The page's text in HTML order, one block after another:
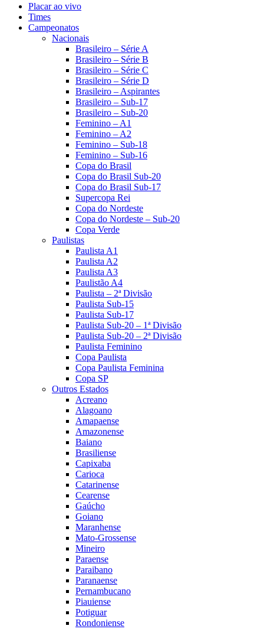
Placar ao vivo
Times
Campeonatos
Nacionais
Brasileiro – Série A
Brasileiro – Série B
Brasileiro – Série C
Brasileiro – Série D
Brasileiro – Aspirantes
Brasileiro – Sub-17
Brasileiro – Sub-20
Feminino – A1
Feminino – A2
Feminino – Sub-18
Feminino – Sub-16
Copa do Brasil
Copa do Brasil Sub-20
Copa do Brasil Sub-17
Supercopa Rei
Copa do Nordeste
Copa do Nordeste – Sub-20
Copa Verde
Paulistas
Paulista A1
Paulista A2
Paulista A3
Paulistão A4
Paulista – 2ª Divisão
Paulista Sub-15
Paulista Sub-17
Paulista Sub-20 – 1ª Divisão
Paulista Sub-20 – 2ª Divisão
Paulista Feminino
Copa Paulista
Copa Paulista Feminina
Copa SP
Outros Estados
Acreano
Alagoano
Amapaense
Amazonense
Baiano
Brasiliense
Capixaba
Carioca
Catarinense
Cearense
Gaúcho
Goiano
Maranhense
Mato-Grossense
Mineiro
Paraense
Paraibano
Paranaense
Pernambucano
Piauiense
Potiguar
Rondoniense